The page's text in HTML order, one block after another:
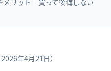
メリット｜買って後悔しない
2026年4月21日）